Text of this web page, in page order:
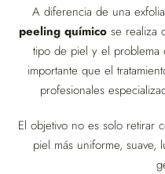
A diferencia de una
peeling químico se realiza
tipo de piel y el problema
importante que el
profesionales
El objetivo no es solo retirar
piel más uniforme, suave,